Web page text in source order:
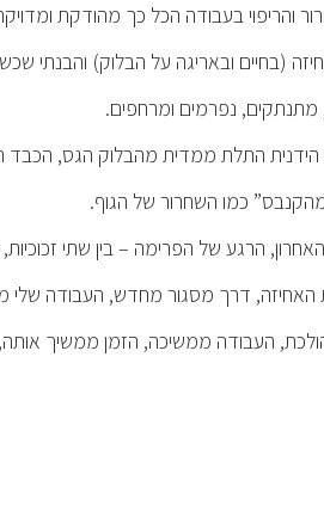
והריפוי בעבודה הכל כך מהודקת
(בחיים ובאריגה על הבלוק)
מתנתקים, נפרמים ומרחפים.
התלת ממדית מהבלוק הגס, הכבד
כמו השחרור של הגוף.
הרגע של הפרימה – בין שתי
דרך מסגור מחדש, העבודה שלי
הולכת, העבודה ממשיכה, הזמן ממשיך